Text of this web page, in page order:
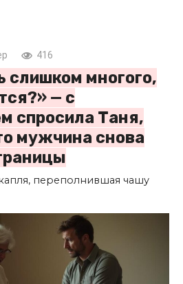
416
слишком многого,
— с
спросила Таня,
мужчина снова
переполнившая чашу